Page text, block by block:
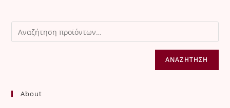
ΑΝΑΖΉΤΗΣΗ
About